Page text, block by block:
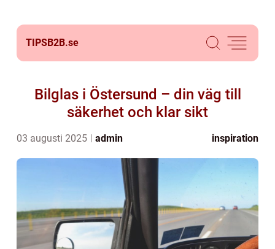
TIPSB2B.se
Bilglas i Östersund – din väg till
säkerhet och klar sikt
03 augusti 2025 admin inspiration